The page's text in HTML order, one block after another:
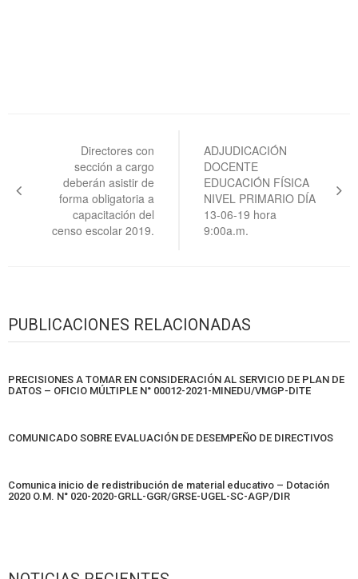
entradas
Directores con
sección a cargo
deberán asistir de
forma obligatoria a
capacitación del
censo escolar 2019.
ADJUDICACIÓN
DOCENTE
EDUCACIÓN FÍSICA
NIVEL PRIMARIO DÍA
13-06-19 hora
9:00a.m.
PUBLICACIONES RELACIONADAS
PRECISIONES A TOMAR EN CONSIDERACIÓN AL SERVICIO DE PLAN DE
DATOS – OFICIO MÚLTIPLE N° 00012-2021-MINEDU/VMGP-DITE
COMUNICADO SOBRE EVALUACIÓN DE DESEMPEÑO DE DIRECTIVOS
Comunica inicio de redistribución de material educativo – Dotación
2020 O.M. N° 020-2020-GRLL-GGR/GRSE-UGEL-SC-AGP/DIR